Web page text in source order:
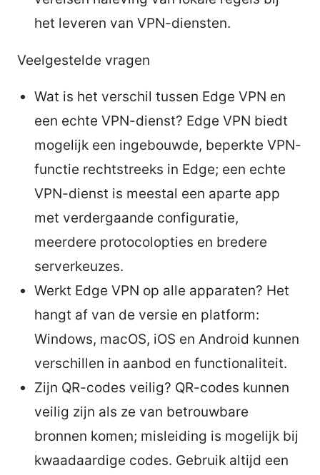
het leveren van VPN-diensten.
Veelgestelde vragen
Wat is het verschil tussen Edge VPN en
een echte VPN-dienst? Edge VPN biedt
mogelijk een ingebouwde, beperkte VPN-
functie rechtstreeks in Edge; een echte
VPN-dienst is meestal een aparte app
met verdergaande configuratie,
meerdere protocolopties en bredere
serverkeuzes.
Werkt Edge VPN op alle apparaten? Het
hangt af van de versie en platform:
Windows, macOS, iOS en Android kunnen
verschillen in aanbod en functionaliteit.
Zijn QR-codes veilig? QR-codes kunnen
veilig zijn als ze van betrouwbare
bronnen komen; misleiding is mogelijk bij
kwaadaardige codes. Gebruik altijd een